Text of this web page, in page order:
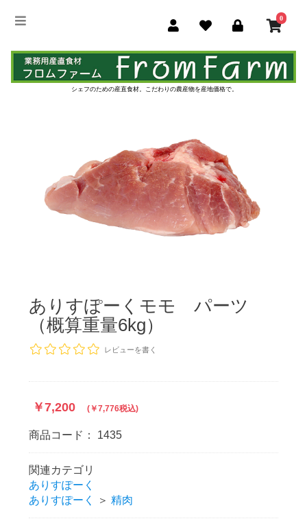
0
シェフのための産直食材。 こだわりの農産物を産地価格で。
ありすぽーくモモ パーツ
（概算重量6kg）
レビューを書く
￥7,200 (￥7,776税込)
商品コード： 1435
関連カテゴリ
ありすぽーく
ありすぽーく
＞ 精肉